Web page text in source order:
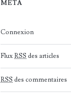
MÉTA
Connexion
FluxRSS des articles
RSS des commentaires